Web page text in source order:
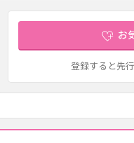
お
登録すると先